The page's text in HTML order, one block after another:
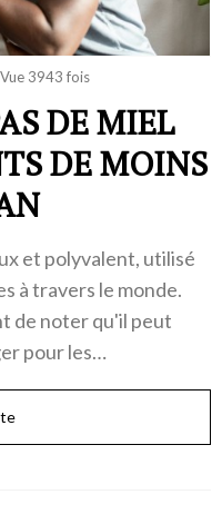
Vue 3943 fois
DE MIEL
DE MOINS
et polyvalent, utilisé
à travers le monde.
de noter qu'il peut
pour les…